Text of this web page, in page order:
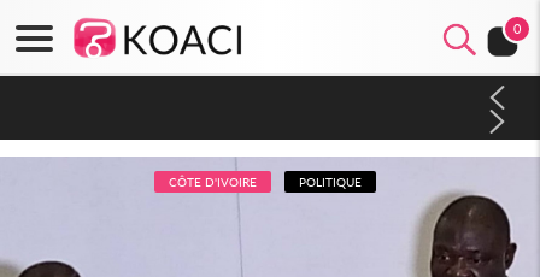
0
de la Guinée
CÔTE D'IVOIRE POLITIQUE